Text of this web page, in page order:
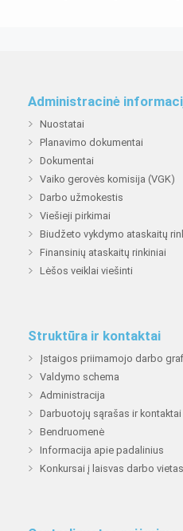
Administracinė
Nuostatai
Planavimo dokumentai
Dokumentai
Vaiko gerovės komisija (VGK)
Darbo užmokestis
Viešieji pirkimai
Biudžeto vykdymo ataskaitų
Finansinių ataskaitų rinkiniai
Lėšos veiklai viešinti
Struktūra ir kontaktai
Įstaigos priimamojo darbo
Valdymo schema
Administracija
Darbuotojų sąrašas ir kontaktai
Bendruomenė
Informacija apie padalinius
Konkursai į laisvas darbo vietas